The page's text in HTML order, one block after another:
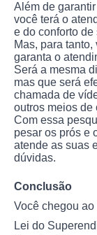
Além de
você terá o
e do conforto de
Mas, para
garanta o
Será a mesma
mas que será
chamada de
outros meios de
Com essa
pesar os prós e
atende as suas
dúvidas.
Conclusão
Você chegou
Lei do